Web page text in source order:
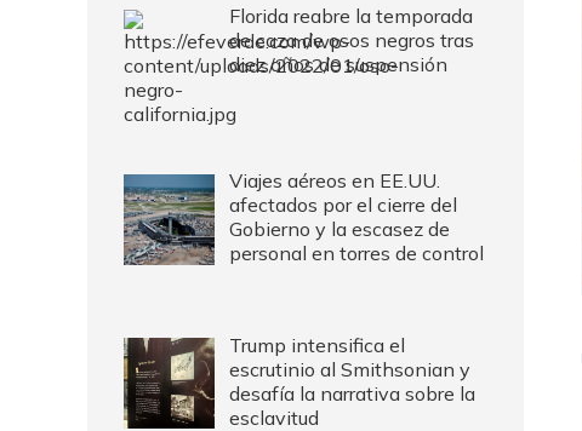
Florida reabre la temporada
de caza de osos negros tras
diez años de suspensión
Viajes aéreos en EE.UU.
afectados por el cierre del
Gobierno y la escasez de
personal en torres de control
Trump intensifica el
escrutinio al Smithsonian y
desafía la narrativa sobre la
esclavitud